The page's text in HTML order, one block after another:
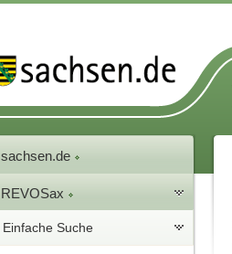
sachsen.de
REVOSax
Einfache Suche